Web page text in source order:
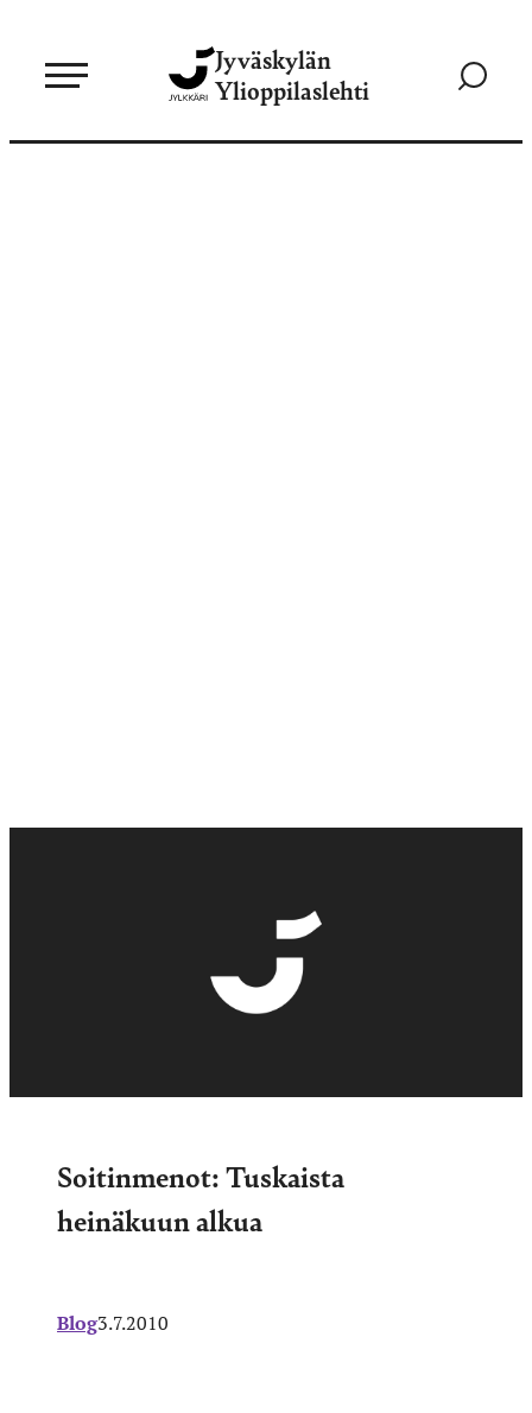
sisältöön
Jyväskylän
Ylioppilaslehti
Siirry
Soitinmenot: Tuskaista
heinäkuun alkua
Blog3.7.2010